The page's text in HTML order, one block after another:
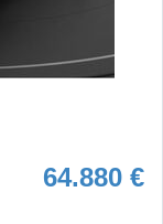
64.880 €